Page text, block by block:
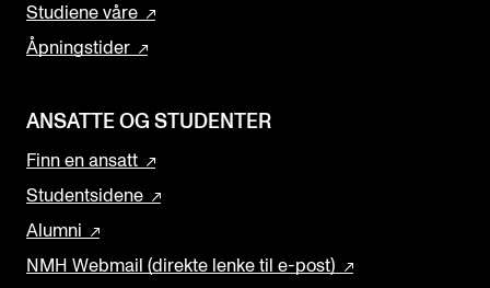
Studiene våre
Åpningstider
ANSATTE OG STUDENTER
Finn en ansatt
Studentsidene
Alumni
NMH Webmail (direkte lenke til e-post)